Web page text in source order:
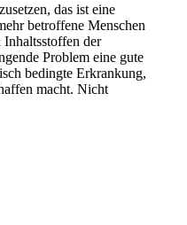
das ist eine
betroffene Menschen
der
Problem eine gute
bedingte Erkrankung,
macht. Nicht